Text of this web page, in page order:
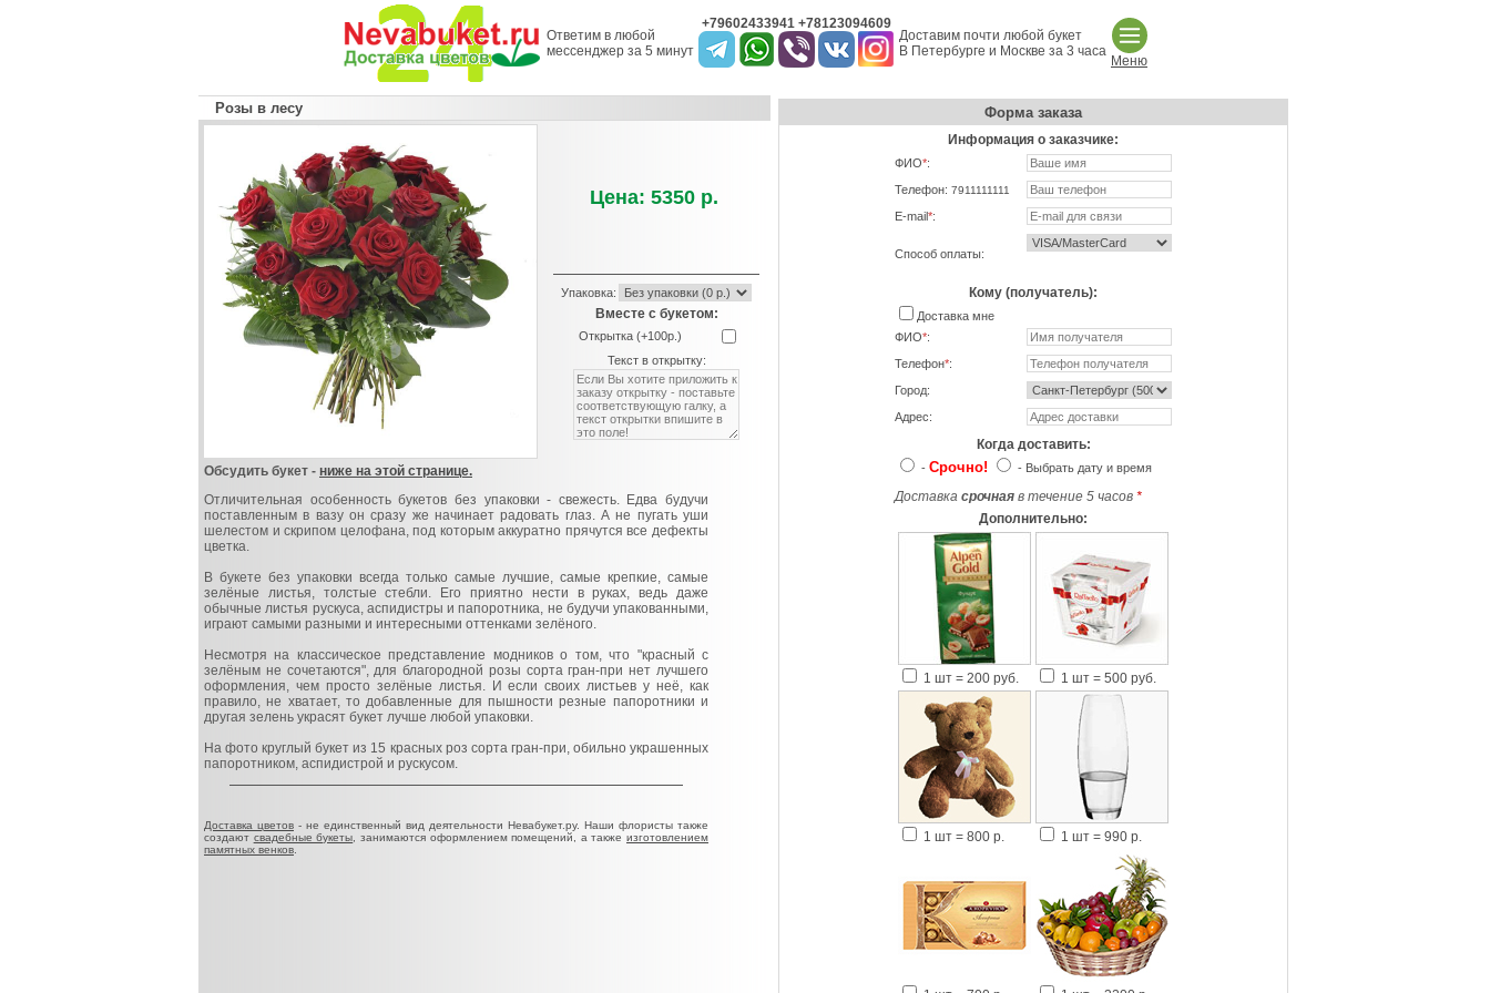
Ответим в любой
мессенджер за 5 минут
+79602433941 +78123094609
Доставим почти любой букет
В Петербурге и Москве за 3 часа
Меню
Розы в лесу
Цена: 5350 р.
Упаковка:
Вместе с букетом:
Открытка (+100р.)
Текст в открытку:
Обсудить букет - ниже на этой странице.
Отличительная особенность букетов без упаковки - свежесть. Едва будучи
поставленным в вазу он сразу же начинает радовать глаз. А не пугать уши
шелестом и скрипом целофана, под которым аккуратно прячутся все дефекты
цветка.
В букете без упаковки всегда только самые лучшие, самые крепкие, самые
зелёные листья, толстые стебли. Его приятно нести в руках, ведь даже
обычные листья рускуса, аспидистры и папоротника, не будучи упакованными,
играют самыми разными и интересными оттенками зелёного.
Несмотря на классическое представление модников о том, что "красный с
зелёным не сочетаются", для благородной розы сорта гран-при нет лучшего
оформления, чем просто зелёные листья. И если своих листьев у неё, как
правило, не хватает, то добавленные для пышности резные папоротники и
другая зелень украсят букет лучше любой упаковки.
На фото круглый букет из 15 красных роз сорта гран-при, обильно украшенных
папоротником, аспидистрой и рускусом.
Доставка цветов - не единственный вид деятельности Невабукет.ру. Наши флористы также
создают свадебные букеты , занимаются оформлением помещений, а также изготовлением
памятных венков
Форма заказа
Информация о заказчике:
ФИО*:
Телефон: 7911111111
E-mail*:
Способ оплаты:
Кому (получатель):
Доставка мне
ФИО*:
Телефон*:
Город:
Адрес:
Когда доставить:
- Срочно! - Выбрать дату и время
Доставка срочная в течение 5 часов *
Дополнительно:
1 шт = 200 руб. 1 шт = 500 руб.
1 шт = 800 р. 1 шт = 990 р.